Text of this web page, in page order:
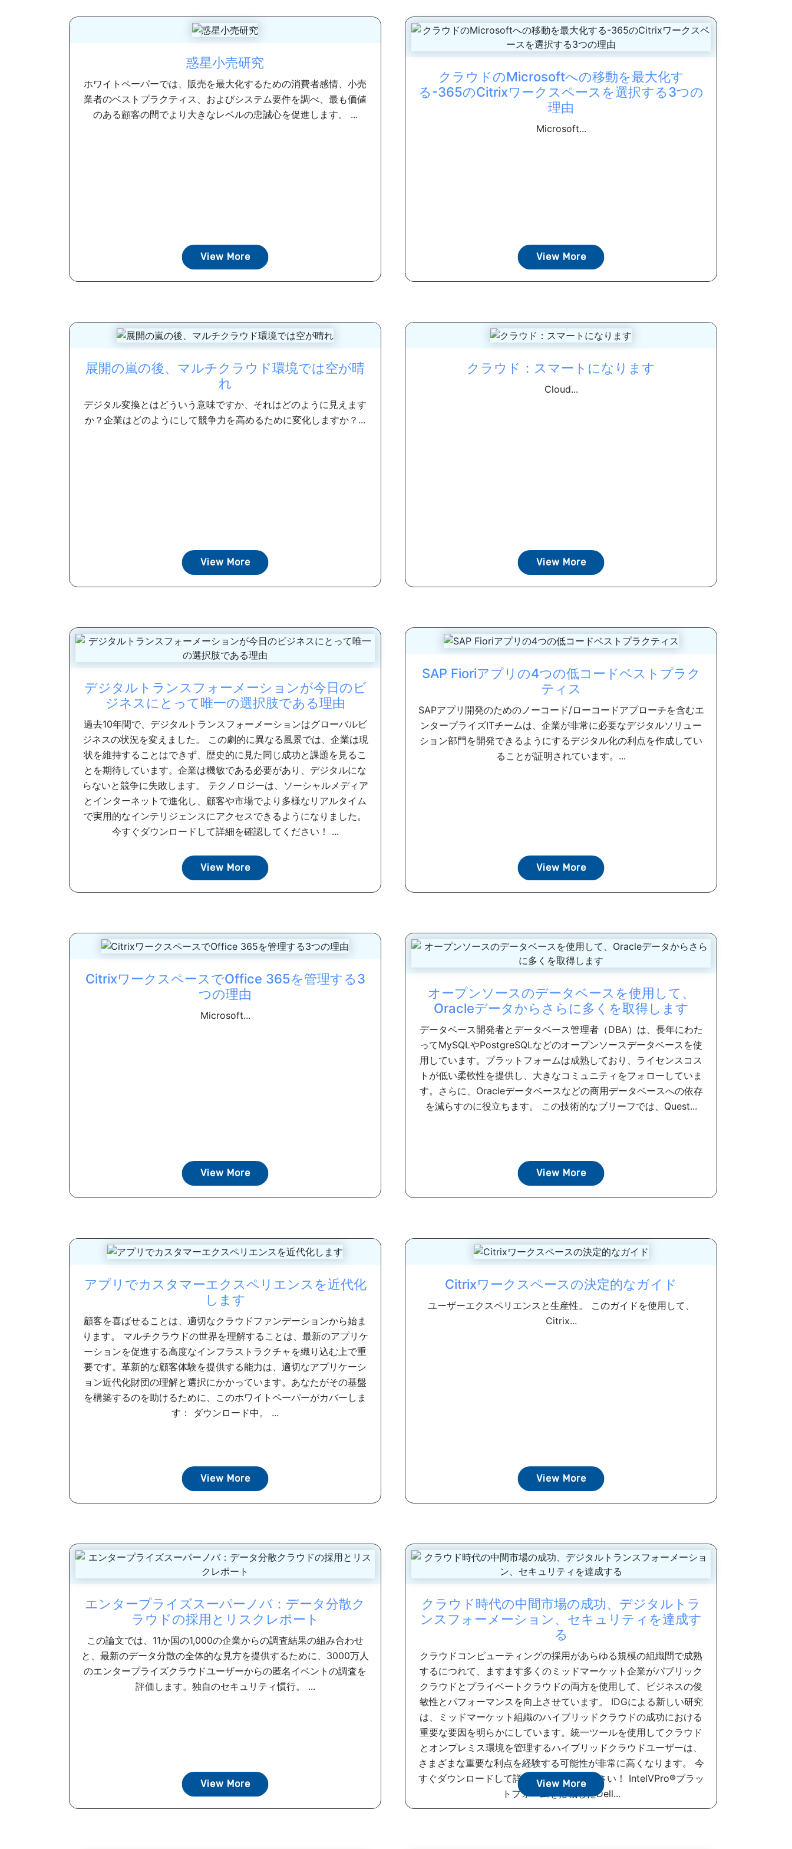
惑星小売研究
ホワイトペーパーでは、販売を最大化するための消費者感情、小売
業者のベストプラクティス、およびシステム要件を調べ、最も価値
のある顧客の間でより大きなレベルの忠誠心を促進します。 ...
View More
クラウドのMicrosoftへの移動を最大化す
る-365のCitrixワークスペースを選択する3つの
理由
Microsoft...
View More
展開の嵐の後、マルチクラウド環境では空が晴
れ
デジタル変換とはどういう意味ですか、それはどのように見えます
か？企業はどのようにして競争力を高めるために変化しますか？...
View More
クラウド：スマートになります
Cloud...
View More
デジタルトランスフォーメーションが今日のビ
ジネスにとって唯一の選択肢である理由
過去10年間で、デジタルトランスフォーメーションはグローバルビ
ジネスの状況を変えました。 この劇的に異なる風景では、企業は現
状を維持することはできず、歴史的に見た同じ成功と課題を見るこ
とを期待しています。企業は機敏である必要があり、デジタルにな
らないと競争に失敗します。 テクノロジーは、ソーシャルメディア
とインターネットで進化し、顧客や市場でより多様なリアルタイム
で実用的なインテリジェンスにアクセスできるようになりました。
今すぐダウンロードして詳細を確認してください！ ...
View More
SAP Fioriアプリの4つの低コードベストプラク
ティス
SAPアプリ開発のためのノーコード/ローコードアプローチを含むエ
ンタープライズITチームは、企業が非常に必要なデジタルソリュー
ション部門を開発できるようにするデジタル化の利点を作成してい
ることが証明されています。...
View More
CitrixワークスペースでOffice 365を管理する3
つの理由
Microsoft...
View More
オープンソースのデータベースを使用して、
Oracleデータからさらに多くを取得します
データベース開発者とデータベース管理者（DBA）は、長年にわた
ってMySQLやPostgreSQLなどのオープンソースデータベースを使
用しています。プラットフォームは成熟しており、ライセンスコス
トが低い柔軟性を提供し、大きなコミュニティをフォローしていま
す。さらに、Oracleデータベースなどの商用データベースへの依存
を減らすのに役立ちます。 この技術的なブリーフでは、Quest...
View More
アプリでカスタマーエクスペリエンスを近代化
します
顧客を喜ばせることは、適切なクラウドファンデーションから始ま
ります。 マルチクラウドの世界を理解することは、最新のアプリケ
ーションを促進する高度なインフラストラクチャを織り込む上で重
要です。革新的な顧客体験を提供する能力は、適切なアプリケーシ
ョン近代化財団の理解と選択にかかっています。あなたがその基盤
を構築するのを助けるために、このホワイトペーパーがカバーしま
す： ダウンロード中。 ...
View More
Citrixワークスペースの決定的なガイド
ユーザーエクスペリエンスと生産性。 このガイドを使用して、
Citrix...
View More
エンタープライズスーパーノバ：データ分散ク
ラウドの採用とリスクレポート
この論文では、11か国の1,000の企業からの調査結果の組み合わせ
と、最新のデータ分散の全体的な見方を提供するために、3000万人
のエンタープライズクラウドユーザーからの匿名イベントの調査を
評価します。独自のセキュリティ慣行。 ...
View More
クラウド時代の中間市場の成功、デジタルトラ
ンスフォーメーション、セキュリティを達成す
る
クラウドコンピューティングの採用があらゆる規模の組織間で成熟
するにつれて、ますます多くのミッドマーケット企業がパブリック
クラウドとプライベートクラウドの両方を使用して、ビジネスの俊
敏性とパフォーマンスを向上させています。 IDGによる新しい研究
は、ミッドマーケット組織のハイブリッドクラウドの成功における
重要な要因を明らかにしています。統一ツールを使用してクラウド
とオンプレミス環境を管理するハイブリッドクラウドユーザーは、
さまざまな重要な利点を経験する可能性が非常に高くなります。 今
すぐダウンロードして詳細を確認してください！ IntelVPro®プラッ
トフォームを搭載したDell...
View More